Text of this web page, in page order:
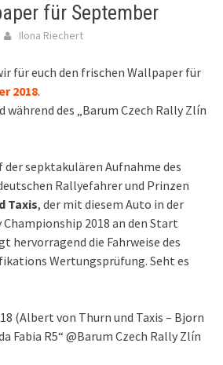
für September
Ilona Riechert
für euch den frischen Wallpaper für
2018.
während des „Barum Czech Rally Zlín
sepktakulären Aufnahme des
Rallyefahrer und Prinzen
Taxis, der mit diesem Auto in der
Championship 2018 an den Start
hervorragend die Fahrweise des
Wertungsprüfung. Seht es
(Albert von Thurn und Taxis – Bjorn
Fabia R5“ @Barum Czech Rally Zlín